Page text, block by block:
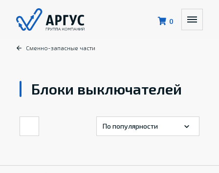
0
Сменно-запасные части
Блоки выключателей